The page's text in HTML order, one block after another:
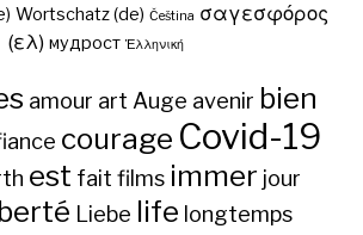
Wortschatz (de) Čeština σαγεσφόρος
(ελ) мудрост Ἑλληνική
amour art Auge avenir bien
courage Covid-19
est fait films immer jour
Liebe life longtemps